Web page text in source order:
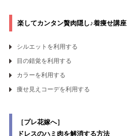
楽してカンタン贅肉隠し♪着痩せ講座
シルエットを利用する
目の錯覚を利用する
カラーを利用する
痩せ見えコーデを利用する
［プレ花嫁へ］
ドレスのハミ肉を解消する方法